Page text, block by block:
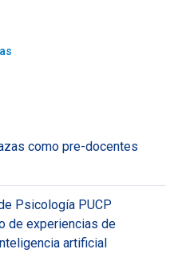
como pre-docentes
Psicología PUCP
de experiencias de
artificial